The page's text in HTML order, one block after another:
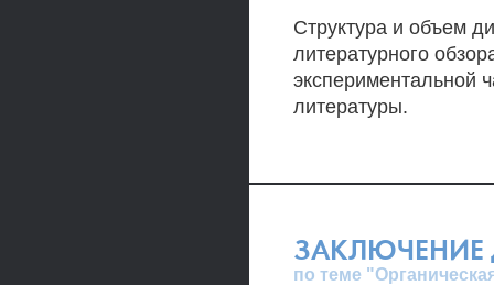
Структура и объем
литературного
экспериментальной
литературы.
ЗАКЛЮЧЕНИЕ
по теме